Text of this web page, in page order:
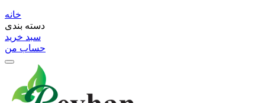
خانه
دسته بندی
سبد خرید
حساب من